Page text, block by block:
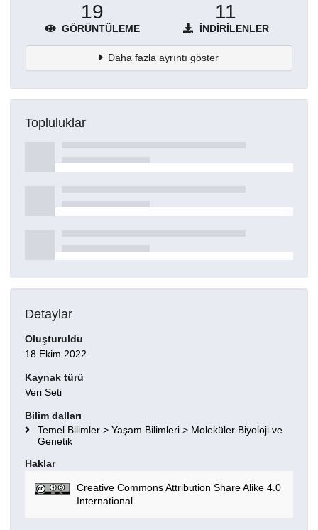
19
GÖRÜNTÜLEME
11
İNDIRILENLER
Daha fazla ayrıntı göster
Topluluklar
Detaylar
Oluşturuldu
18 Ekim 2022
Kaynak türü
Veri Seti
Bilim dalları
Temel Bilimler > Yaşam Bilimleri > Moleküler Biyoloji ve
Genetik
Haklar
Creative Commons Attribution Share Alike 4.0
International